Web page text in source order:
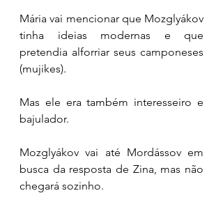
Mária vai mencionar que Mozglyákov
tinha ideias modernas e que
pretendia alforriar seus camponeses
(mujikes).
Mas ele era também interesseiro e
bajulador.
Mozglyákov vai até Mordássov em
busca da resposta de Zina, mas não
chegará sozinho.